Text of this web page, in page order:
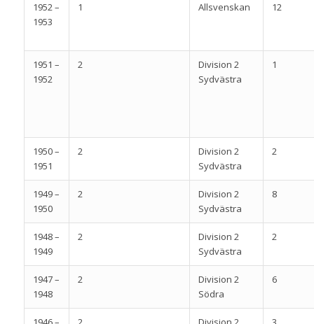
1952 –
1953
1 Allsvenskan 12
1951 –
1952
2
Division 2
Sydvästra
1
1950 –
1951
2
Division 2
Sydvästra
2
1949 –
1950
2
Division 2
Sydvästra
8
1948 –
1949
2
Division 2
Sydvästra
2
1947 –
1948
2
Division 2
Södra
6